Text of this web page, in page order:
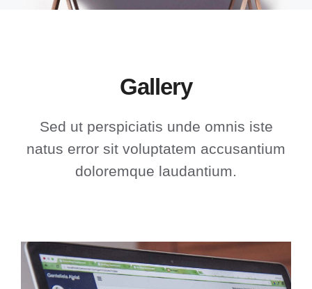
Gallery
Sed ut perspiciatis unde omnis iste
natus error sit voluptatem accusantium
doloremque laudantium.